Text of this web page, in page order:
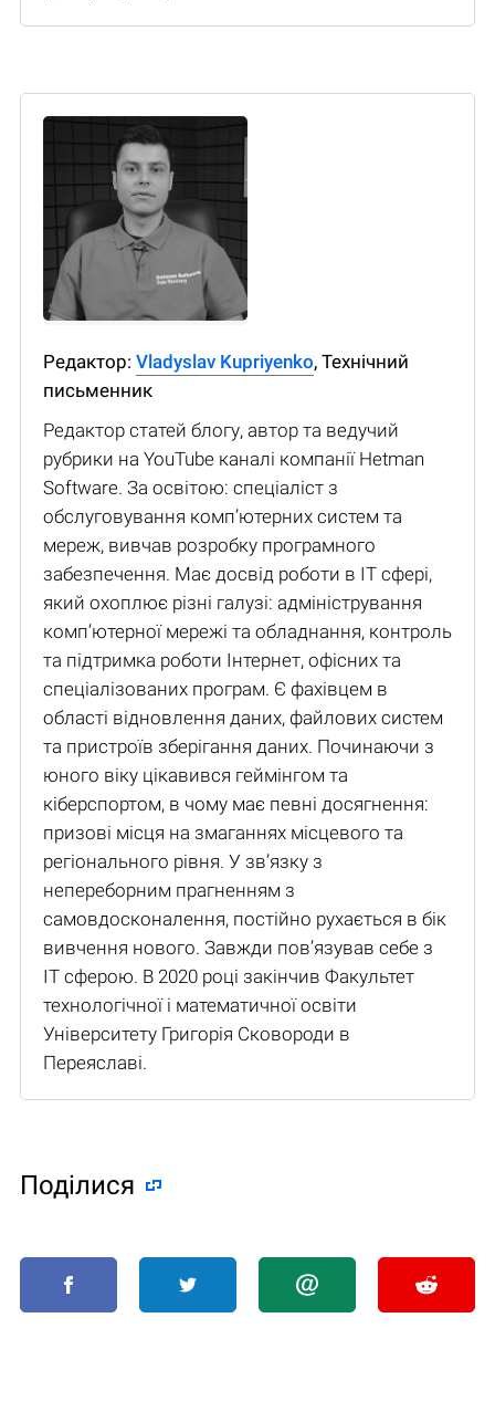
Редактор: Vladyslav Kupriyenko, Технічний
письменник
Редактор статей блогу, автор та ведучий
рубрики на YouTube каналі компанії Hetman
Software. За освітою: спеціаліст з
обслуговування комп’ютерних систем та
мереж, вивчав розробку програмного
забезпечення. Має досвід роботи в IT сфері,
який охоплює різні галузі: адміністрування
комп’ютерної мережі та обладнання, контроль
та підтримка роботи Інтернет, офісних та
спеціалізованих програм. Є фахівцем в
області відновлення даних, файлових систем
та пристроїв зберігання даних. Починаючи з
юного віку цікавився геймінгом та
кіберспортом, в чому має певні досягнення:
призові місця на змаганнях місцевого та
регіонального рівня. У зв’язку з
непереборним прагненням з
самовдосконалення, постійно рухається в бік
вивчення нового. Завжди пов’язував себе з
IT сферою. В 2020 році закінчив Факультет
технологічної і математичної освіти
Університету Григорія Сковороди в
Переяславі.
Поділися